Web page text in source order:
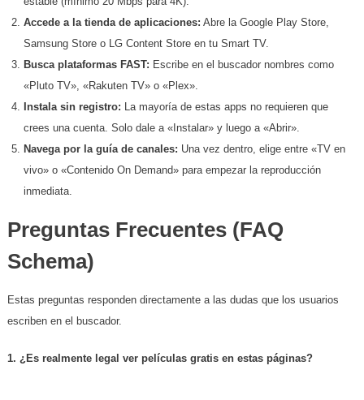
Accede a la tienda de aplicaciones: Abre la Google Play Store,
Samsung Store o LG Content Store en tu Smart TV.
Busca plataformas FAST: Escribe en el buscador nombres como
«Pluto TV», «Rakuten TV» o «Plex».
Instala sin registro: La mayoría de estas apps no requieren que
crees una cuenta. Solo dale a «Instalar» y luego a «Abrir».
Navega por la guía de canales: Una vez dentro, elige entre «TV en
vivo» o «Contenido On Demand» para empezar la reproducción
inmediata.
Preguntas Frecuentes (FAQ
Schema)
​Estas preguntas responden directamente a las dudas que los usuarios
escriben en el buscador.
1. ¿Es realmente legal ver películas gratis en estas páginas?